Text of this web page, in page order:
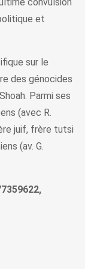
et
sur le
des génocides
Parmi ses
(avec R.
juif, frère tutsi
(av. G.